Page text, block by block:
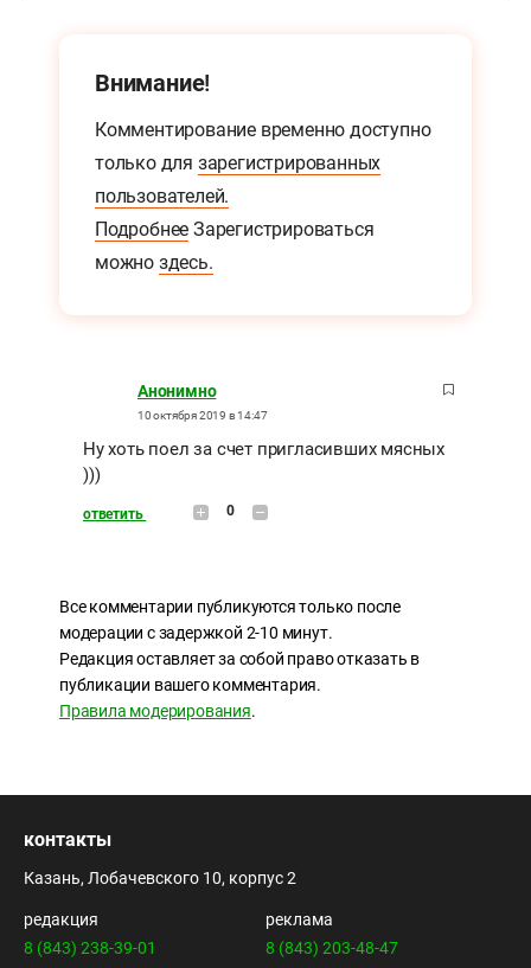
Внимание!
Комментирование временно доступно
только для зарегистрированных
пользователей.
Подробнее Зарегистрироваться
можно здесь.
Анонимно
10 октября 2019 в 14:47
Ну хоть поел за счет пригласивших мясных
)))
ответить 0
Все комментарии публикуются только после
модерации с задержкой 2-10 минут.
Редакция оставляет за собой право отказать в
публикации вашего комментария.
Правила модерирования.
контакты
Казань, Лобачевского 10, корпус 2
редакция
8 (843) 238-39-01
реклама
8 (843) 203-48-47